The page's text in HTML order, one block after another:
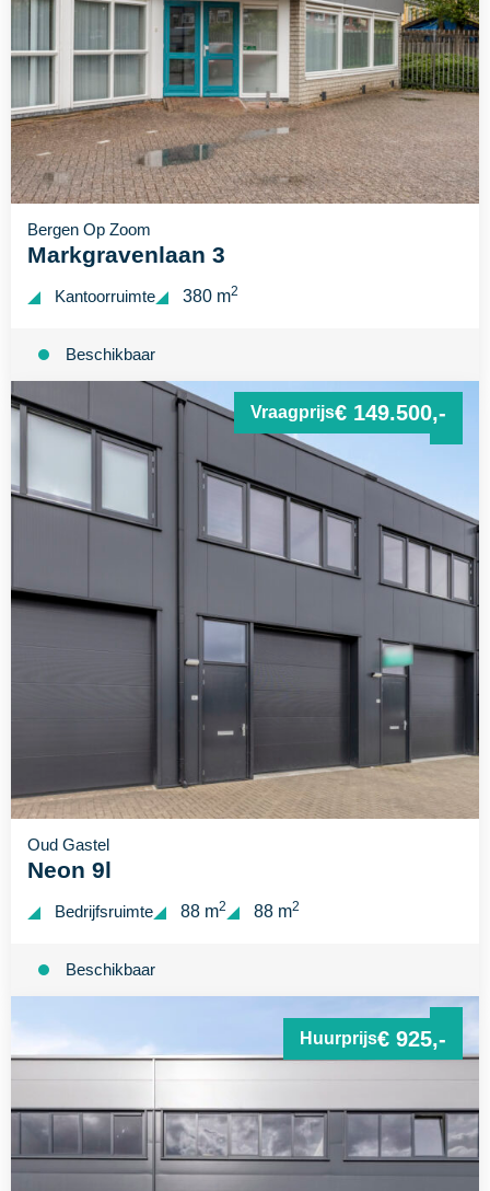
Bergen Op Zoom
Markgravenlaan 3
Kantoorruimte 380 m2
Beschikbaar
Vraagprijs€ 149.500,-
Oud Gastel
Neon 9l
Bedrijfsruimte 88 m2 88 m2
Beschikbaar
Huurprijs€ 925,-